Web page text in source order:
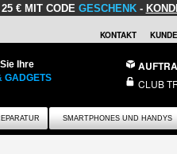
€ MIT CODE GESCHENK-
KONTAKT
Ihre
GADGETS
CLUB
SMARTPHONES UND HANDYS